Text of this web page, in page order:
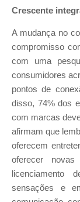
Crescente
A mudança no
compromisso
com uma
consumidores
pontos de
disso, 74% dos
com marcas
afirmam que
oferecem
oferecer
licenciamento
sensações e